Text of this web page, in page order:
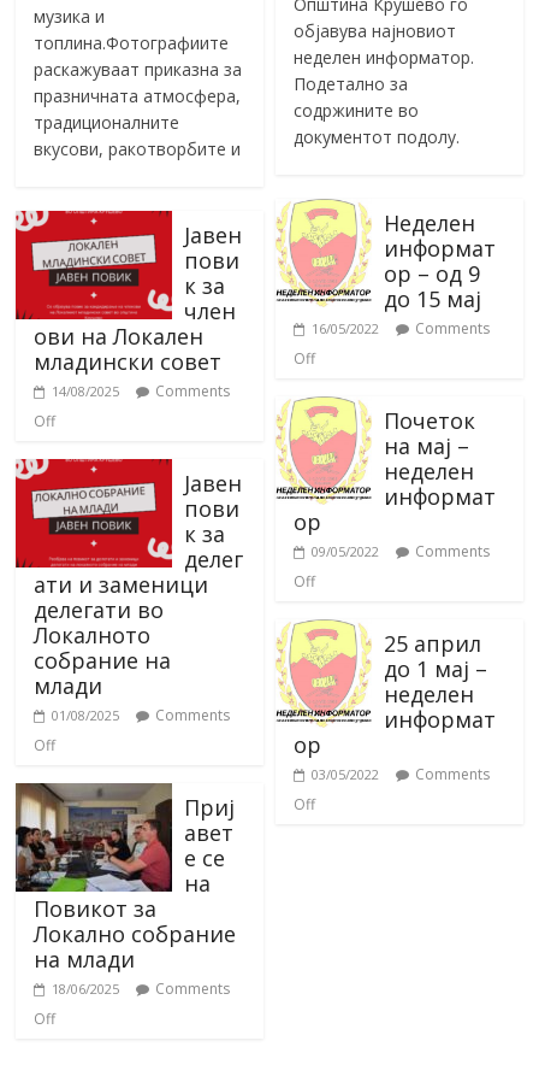
музика и
топлина.Фотографиите
раскажуваат приказна за
празничната атмосфера,
традиционалните
вкусови, ракотворбите и
Јавен
пови
к за
член
ови на Локален
младински совет
14/08/2025
Comments
Off
Јавен
пови
к за
делег
ати и заменици
делегати во
Локалното
собрание на
млади
01/08/2025
Comments
Off
Приј
авет
е се
на
Повикот за
Локално собрание
на млади
18/06/2025
Comments
Off
објавува најновиот
неделен информатор.
Подетално за
содржините во
документот подолу.
Неделен
информат
ор – од 9
до 15 мај
16/05/2022
Comments
Off
Почеток
на мај –
неделен
информат
ор
09/05/2022
Comments
Off
25 април
до 1 мај –
неделен
информат
ор
03/05/2022
Comments
Off